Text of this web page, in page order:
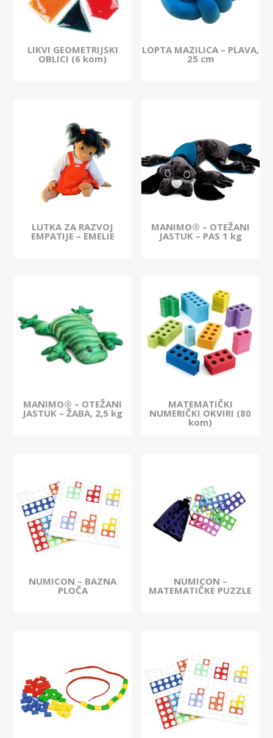
LIKVI GEOMETRIJSKI
OBLICI (6 kom)
LOPTA MAZILICA – PLAVA,
25 cm
LUTKA ZA RAZVOJ
EMPATIJE – EMELIE
MANIMO® – OTEŽANI
JASTUK – PAS 1 kg
MANIMO® – OTEŽANI
JASTUK – ŽABA, 2,5 kg
MATEMATIČKI
NUMERIČKI OKVIRI (80
kom)
NUMICON – BAZNA
PLOČA
NUMICON –
MATEMATIČKE PUZZLE